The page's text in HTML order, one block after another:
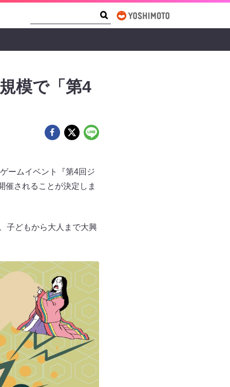
模で「第4
ームイベント『第4回ジ
催されることが決定しま
子どもから大人まで大興